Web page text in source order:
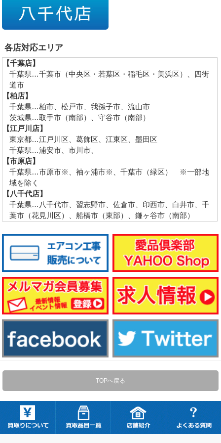
各店対応エリア
【千葉店】
千葉県…千葉市（中央区・若葉区・稲毛区・美浜区）、四街
道市
【柏店】
千葉県…柏市、松戸市、我孫子市、流山市
茨城県…取手市（南部）、守谷市（南部）
【江戸川店】
東京都…江戸川区、葛飾区、江東区、墨田区
千葉県…浦安市、市川市、
【市原店】
千葉県…市原市※、袖ヶ浦市※、千葉市（緑区） ※一部地
域を除く
【八千代店】
千葉県…八千代市、習志野市、佐倉市、印西市、白井市、千
葉市（花見川区）、船橋市（東部）、鎌ヶ谷市（南部）
TOPへ戻る